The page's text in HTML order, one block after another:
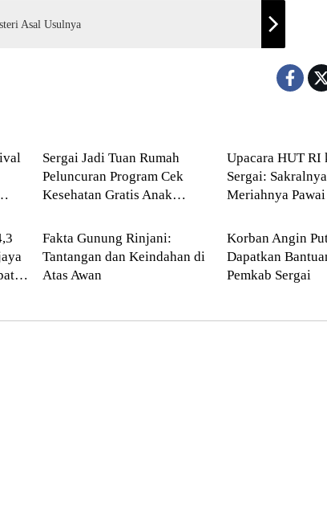
Asal Usulnya
Sergai Jadi Tuan Rumah
Peluncuran Program Cek
Kesehatan Gratis Anak
Upacara HUT RI
Sergai:
Meriahnya
Fakta Gunung Rinjani:
Tantangan dan Keindahan di
Atas Awan
Serdang Bedagai
Korban Angin
Dapatkan
Pemkab Sergai